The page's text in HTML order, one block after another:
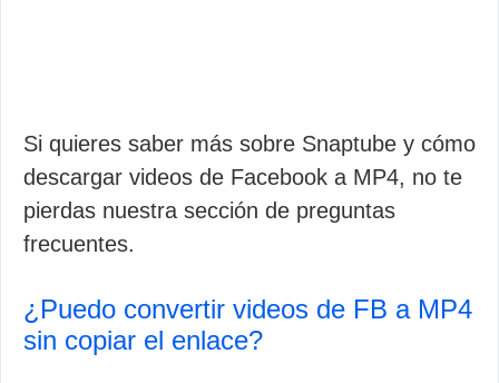
Si quieres saber más sobre Snaptube y cómo
descargar videos de Facebook a MP4, no te
pierdas nuestra sección de preguntas
frecuentes.
¿Puedo convertir videos de FB a MP4
sin copiar el enlace?